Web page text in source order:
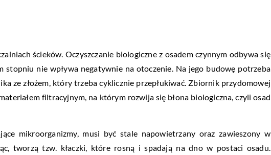
ścieków. Oczyszczanie biologiczne z osadem czynnym odbywa się
stopniu nie wpływa negatywnie na otoczenie. Na jego budowę potrzeba
ze złożem, który trzeba cyklicznie przepłukiwać. Zbiornik przydomowej
filtracyjnym, na którym rozwija się błona biologiczna, czyli osad
mikroorganizmy, musi być stale napowietrzany oraz zawieszony w
tworzą tzw. kłaczki, które rosną i spadają na dno w postaci osadu.